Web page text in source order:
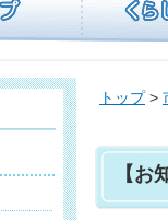
トップ>
【